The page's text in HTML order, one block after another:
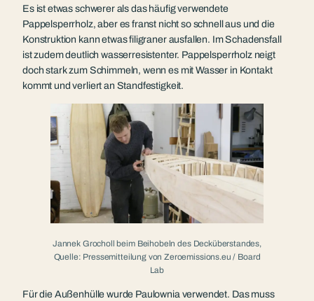
Es ist etwas schwerer als das häufig verwendete
Pappelsperrholz, aber es franst nicht so schnell aus und die
Konstruktion kann etwas filigraner ausfallen. Im Schadensfall
ist zudem deutlich wasserresistenter. Pappelsperrholz neigt
doch stark zum Schimmeln, wenn es mit Wasser in Kontakt
kommt und verliert an Standfestigkeit.
Jannek Grocholl beim Beihobeln des Decküberstandes,
Quelle: Pressemitteilung von Zeroemissions.eu / Board
Lab
Für die Außenhülle wurde Paulownia verwendet. Das muss